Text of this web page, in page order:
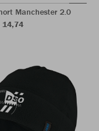
Manchester 2.0
14,74